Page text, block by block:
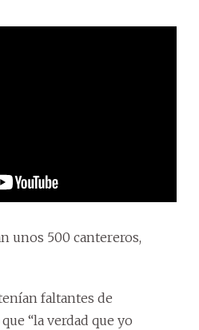
unos 500 cantereros,
faltantes de
“la verdad que yo